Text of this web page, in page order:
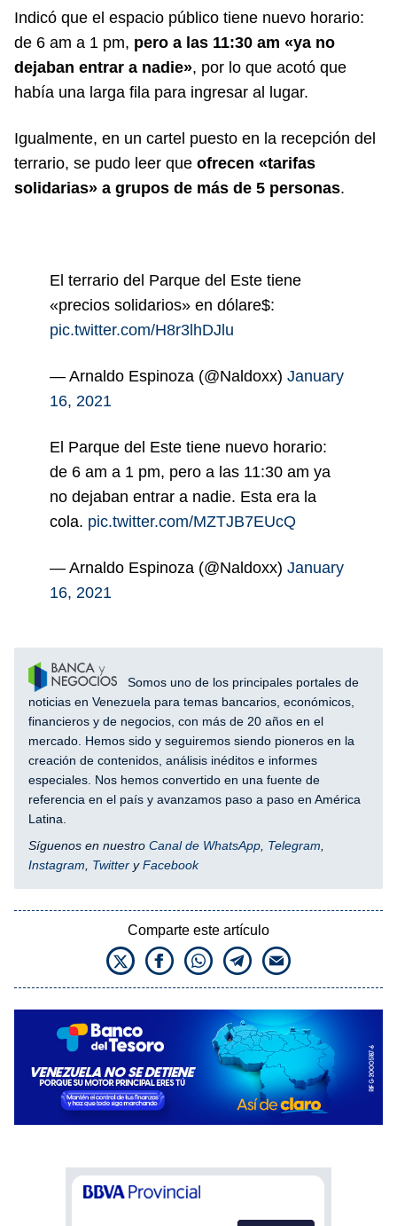
Indicó que el espacio público tiene nuevo horario:
de 6 am a 1 pm, pero a las 11:30 am «ya no
dejaban entrar a nadie», por lo que acotó que
había una larga fila para ingresar al lugar.
Igualmente, en un cartel puesto en la recepción del
terrario, se pudo leer que ofrecen «tarifas
solidarias» a grupos de más de 5 personas.
El terrario del Parque del Este tiene
«precios solidarios» en dólare$:
pic.twitter.com/H8r3lhDJlu
— Arnaldo Espinoza (@Naldoxx) January
16, 2021
El Parque del Este tiene nuevo horario:
de 6 am a 1 pm, pero a las 11:30 am ya
no dejaban entrar a nadie. Esta era la
cola. pic.twitter.com/MZTJB7EUcQ
— Arnaldo Espinoza (@Naldoxx) January
16, 2021
Somos uno de los principales portales de
noticias en Venezuela para temas bancarios, económicos,
financieros y de negocios, con más de 20 años en el
mercado. Hemos sido y seguiremos siendo pioneros en la
creación de contenidos, análisis inéditos e informes
especiales. Nos hemos convertido en una fuente de
referencia en el país y avanzamos paso a paso en América
Latina.
Síguenos en nuestro Canal de WhatsApp Telegram
Instagram
Twitter yFacebook
Comparte este artículo